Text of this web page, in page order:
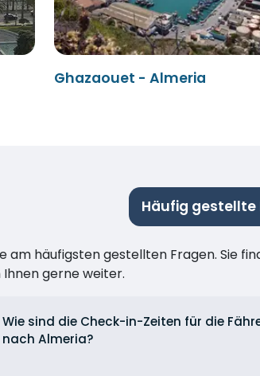
Ghazaouet - Almeria
Häufig gestellte
am häufigsten gestellten Fragen. Sie
Ihnen gerne weiter.
Wie sind die Check-in-Zeiten für die
nach Almeria?